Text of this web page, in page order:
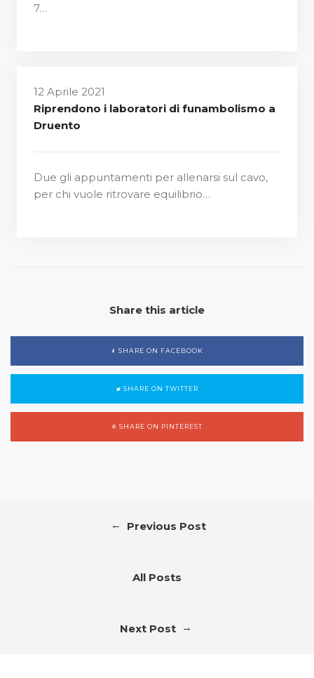
7…
12 Aprile 2021
Riprendono i laboratori di funambolismo a
Druento
Due gli appuntamenti per allenarsi sul cavo,
per chi vuole ritrovare equilibrio…
Share this article
SHARE ON FACEBOOK
SHARE ON TWITTER
SHARE ON PINTEREST
← Previous Post
All Posts
Next Post →